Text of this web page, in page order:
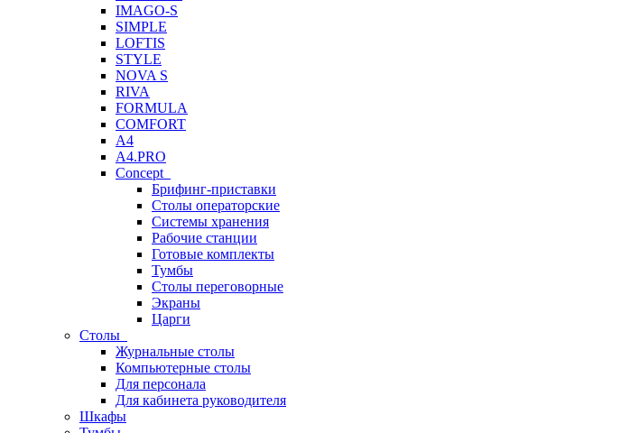
IMAGO-S
SIMPLE
LOFTIS
STYLE
NOVA S
RIVA
FORMULA
COMFORT
A4
A4.PRO
Concept
Брифинг-приставки
Столы операторские
Системы хранения
Рабочие станции
Готовые комплекты
Тумбы
Столы переговорные
Экраны
Царги
Столы
Журнальные столы
Компьютерные столы
Для персонала
Для кабинета руководителя
Шкафы